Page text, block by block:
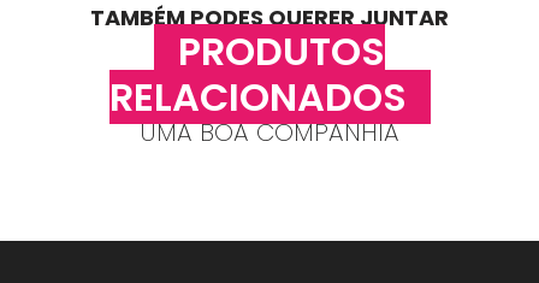
TAMBÉM PODES QUERER JUNTAR
PRODUTOS
RELACIONADOS
UMA BOA COMPANHIA